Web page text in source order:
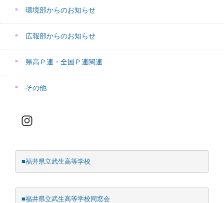
環境部からのお知らせ
広報部からのお知らせ
県高Ｐ連・全国Ｐ連関連
その他
Instagram
■福井県立武生高等学校
■福井県立武生高等学校同窓会